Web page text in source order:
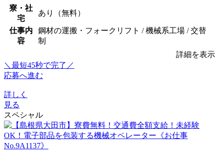
寮・社
宅
あり（無料）
仕事内
容
鋼材の運搬・フォークリフト / 機械系工場 / 交替
制
詳細を表示
＼最短45秒で完了／
応募へ進む
詳しく
見る
スペシャル